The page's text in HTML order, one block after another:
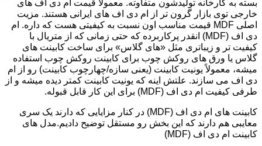
بسته به کارخانه تولیدشون متفاوته. معمولاً قیمت ام دی اف های
خارجی توی بازار گرون تر از ام دی اف های ایرانی هستند. مزیت
اصلی MDF قیمت مناسب اون نسبت به کیفیتی هست که داره. ام
دی اف (MDF) انقدر پرکاربرده که حتی زمانی که از متریال با
کیفیت تر و زیباتری مثل «های گلاس» برای ساخت کابینت های
گلاس یا ورق های روکش چوب برای کابینت روکش چوب استفاده
میشه، معمولاً یونیت کابینت (یعنی سازه/چهارچوب کابینت) رو از ام
دی اف می سازند. علتش اینه که یونیت کابینت کمتر دیده میشه و از
طرفی کیفیت ام دی اف (MDF) برای این کار قابل قبوله.
کابینت های ام دی اف (MDF) در کنار مزایایی که دارند یک سری
معایبی هم دارند که این بخش رو مستقل توضیح دادیم.مدل های
کابینت ام دی اف (MDF)